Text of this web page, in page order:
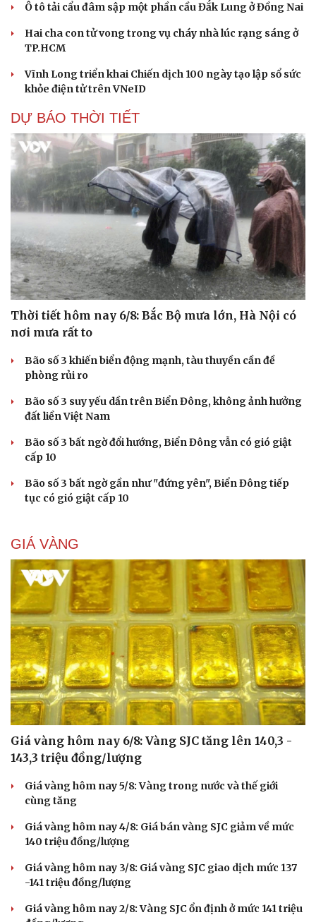
Ô tô tải cẩu đâm sập một phần cầu Đắk Lung ở Đồng Nai
Hai cha con tử vong trong vụ cháy nhà lúc rạng sáng ở
TP.HCM
Vĩnh Long triển khai Chiến dịch 100 ngày tạo lập sổ sức
khỏe điện tử trên VNeID
DỰ BÁO THỜI TIẾT
Thời tiết hôm nay 6/8: Bắc Bộ mưa lớn, Hà Nội có
nơi mưa rất to
Bão số 3 khiến biển động mạnh, tàu thuyền cần đề
phòng rủi ro
Bão số 3 suy yếu dần trên Biển Đông, không ảnh hưởng
đất liền Việt Nam
Bão số 3 bất ngờ đổi hướng, Biển Đông vẫn có gió giật
cấp 10
Bão số 3 bất ngờ gần như "đứng yên", Biển Đông tiếp
tục có gió giật cấp 10
GIÁ VÀNG
Giá vàng hôm nay 6/8: Vàng SJC tăng lên 140,3 -
143,3 triệu đồng/lượng
Giá vàng hôm nay 5/8: Vàng trong nước và thế giới
cùng tăng
Giá vàng hôm nay 4/8: Giá bán vàng SJC giảm về mức
140 triệu đồng/lượng
Giá vàng hôm nay 3/8: Giá vàng SJC giao dịch mức 137
-141 triệu đồng/lượng
Giá vàng hôm nay 2/8: Vàng SJC ổn định ở mức 141 triệu